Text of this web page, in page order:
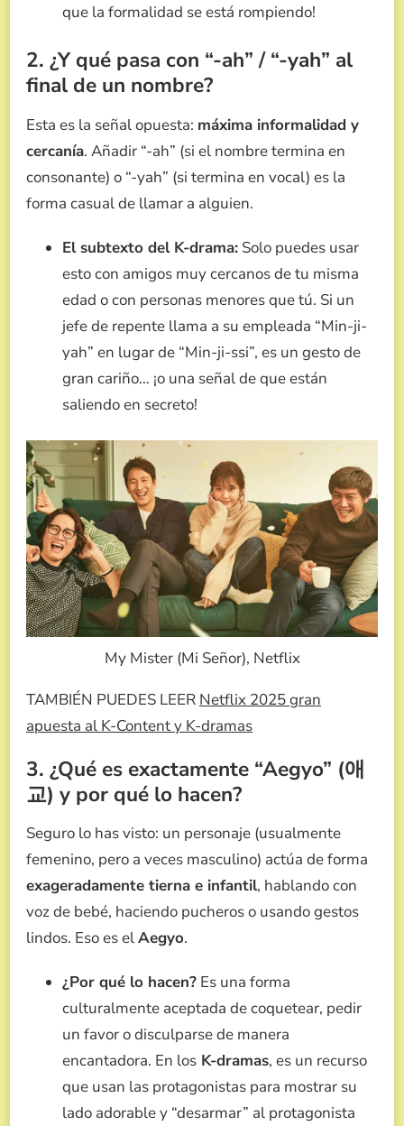
que la formalidad se está rompiendo!
2. ¿Y qué pasa con “-ah” / “-yah” al
final de un nombre?
Esta es la señal opuesta: máxima informalidad y
cercanía. Añadir “-ah” (si el nombre termina en
consonante) o “-yah” (si termina en vocal) es la
forma casual de llamar a alguien.
El subtexto del K-drama: Solo puedes usar
esto con amigos muy cercanos de tu misma
edad o con personas menores que tú. Si un
jefe de repente llama a su empleada “Min-ji-
yah” en lugar de “Min-ji-ssi”, es un gesto de
gran cariño… ¡o una señal de que están
saliendo en secreto!
My Mister (Mi Señor), Netflix
TAMBIÉN PUEDES LEER Netflix 2025 gran
apuesta al K-Content y K-dramas
3. ¿Qué es exactamente “Aegyo” (애
교) y por qué lo hacen?
Seguro lo has visto: un personaje (usualmente
femenino, pero a veces masculino) actúa de forma
exageradamente tierna e infantil, hablando con
voz de bebé, haciendo pucheros o usando gestos
lindos. Eso es elAegyo.
¿Por qué lo hacen? Es una forma
culturalmente aceptada de coquetear, pedir
un favor o disculparse de manera
encantadora. En los K-dramas, es un recurso
que usan las protagonistas para mostrar su
lado adorable y “desarmar” al protagonista